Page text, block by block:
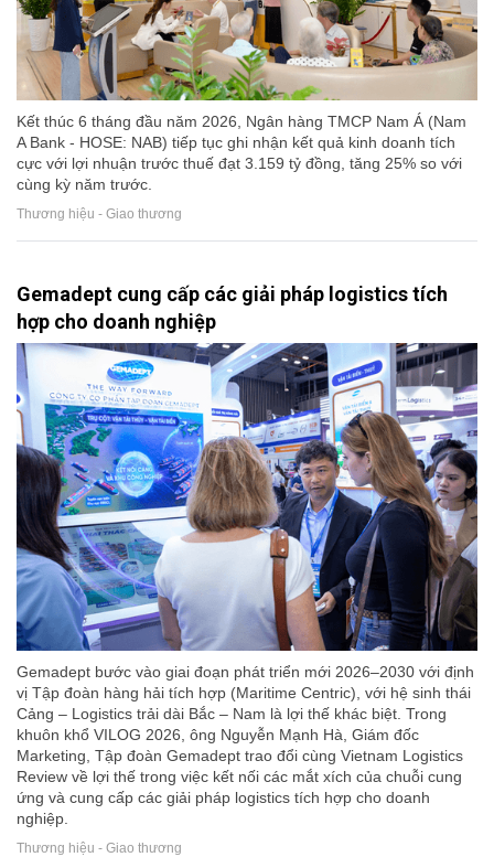
Kết thúc 6 tháng đầu năm 2026, Ngân hàng TMCP Nam Á (Nam
A Bank - HOSE: NAB) tiếp tục ghi nhận kết quả kinh doanh tích
cực với lợi nhuận trước thuế đạt 3.159 tỷ đồng, tăng 25% so với
cùng kỳ năm trước.
Thương hiệu - Giao thương
Gemadept cung cấp các giải pháp logistics tích
hợp cho doanh nghiệp
Gemadept bước vào giai đoạn phát triển mới 2026–2030 với định
vị Tập đoàn hàng hải tích hợp (Maritime Centric), với hệ sinh thái
Cảng – Logistics trải dài Bắc – Nam là lợi thế khác biệt. Trong
khuôn khổ VILOG 2026, ông Nguyễn Mạnh Hà, Giám đốc
Marketing, Tập đoàn Gemadept trao đổi cùng Vietnam Logistics
Review về lợi thế trong việc kết nối các mắt xích của chuỗi cung
ứng và cung cấp các giải pháp logistics tích hợp cho doanh
nghiệp.
Thương hiệu - Giao thương